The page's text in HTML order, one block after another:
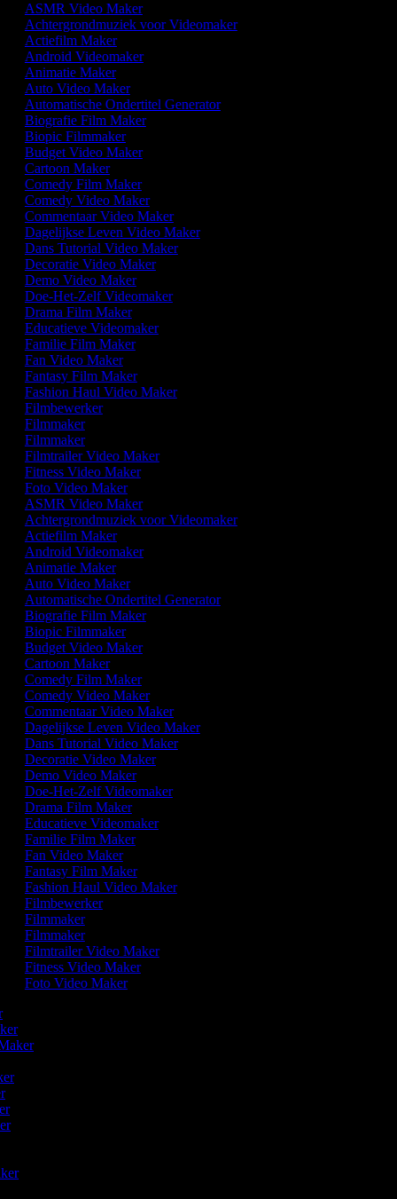
ASMR Video Maker
Achtergrondmuziek voor Videomaker
Actiefilm Maker
Android Videomaker
Animatie Maker
Auto Video Maker
Automatische Ondertitel Generator
Biografie Film Maker
Biopic Filmmaker
Budget Video Maker
Cartoon Maker
Comedy Film Maker
Comedy Video Maker
Commentaar Video Maker
Dagelijkse Leven Video Maker
Dans Tutorial Video Maker
Decoratie Video Maker
Demo Video Maker
Doe-Het-Zelf Videomaker
Drama Film Maker
Educatieve Videomaker
Familie Film Maker
Fan Video Maker
Fantasy Film Maker
Fashion Haul Video Maker
Filmbewerker
Filmmaker
Filmmaker
Filmtrailer Video Maker
Fitness Video Maker
Foto Video Maker
ASMR Video Maker
Achtergrondmuziek voor Videomaker
Actiefilm Maker
Android Videomaker
Animatie Maker
Auto Video Maker
Automatische Ondertitel Generator
Biografie Film Maker
Biopic Filmmaker
Budget Video Maker
Cartoon Maker
Comedy Film Maker
Comedy Video Maker
Commentaar Video Maker
Dagelijkse Leven Video Maker
Dans Tutorial Video Maker
Decoratie Video Maker
Demo Video Maker
Doe-Het-Zelf Videomaker
Drama Film Maker
Educatieve Videomaker
Familie Film Maker
Fan Video Maker
Fantasy Film Maker
Fashion Haul Video Maker
Filmbewerker
Filmmaker
Filmmaker
Filmtrailer Video Maker
Fitness Video Maker
Foto Video Maker